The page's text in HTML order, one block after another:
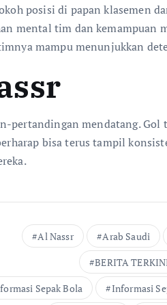
posisi di papan klasemen
mental tim dan kemampuan
mampu menunjukkan
mendatang. Gol
bisa terus tampil
Al Nassr Arab Saudi
BERITA
Sepak Bola
Informasi